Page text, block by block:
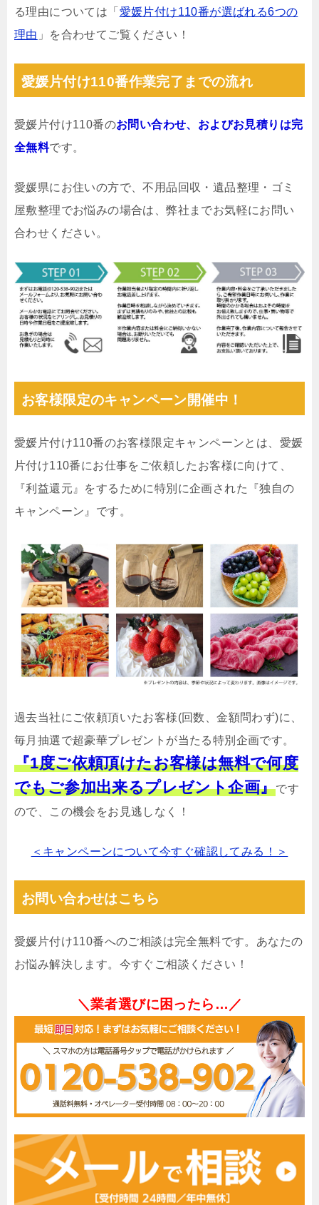
る理由については「 愛媛片付け110番が選ばれる6つの
理由 」を合わせてご覧ください！
愛媛片付け110番作業完了までの流れ
愛媛片付け110番のお問い合わせ、およびお見積りは完
全無料です。
愛媛県にお住いの方で、不用品回収・遺品整理・ゴミ
屋敷整理でお悩みの場合は、弊社までお気軽にお問い
合わせください。
お客様限定のキャンペーン開催中！
愛媛片付け110番のお客様限定キャンペーンとは、愛媛
片付け110番にお仕事をご依頼したお客様に向けて、
『利益還元』をするために特別に企画された『独自の
キャンペーン』です。
過去当社にご依頼頂いたお客様(回数、金額問わず)に、
毎月抽選で超豪華プレゼントが当たる特別企画です。
『1度ご依頼頂けたお客様は無料で何度
でもご参加出来るプレゼント企画』です
ので、この機会をお見逃しなく！
＜キャンペーンについて今すぐ確認してみる！＞
お問い合わせはこちら
愛媛片付け110番へのご相談は完全無料です。あなたの
お悩み解決します。今すぐご相談ください！
＼業者選びに困ったら…／